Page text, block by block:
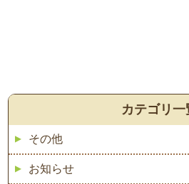
カテゴリ一
その他
お知らせ